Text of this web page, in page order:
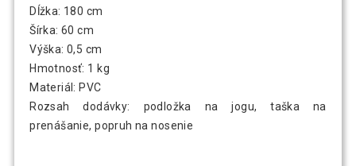
Dĺžka: 180 cm
Šírka: 60 cm
Výška: 0,5 cm
Hmotnosť: 1 kg
Materiál: PVC
Rozsah dodávky: podložka na jogu, taška na
prenášanie, popruh na nosenie